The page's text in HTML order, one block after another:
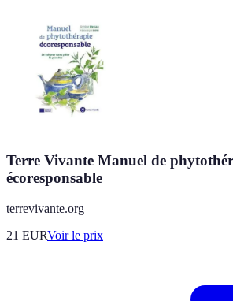
Terre Vivante Manuel de
écoresponsable
terrevivante.org
21 EURVoir le prix